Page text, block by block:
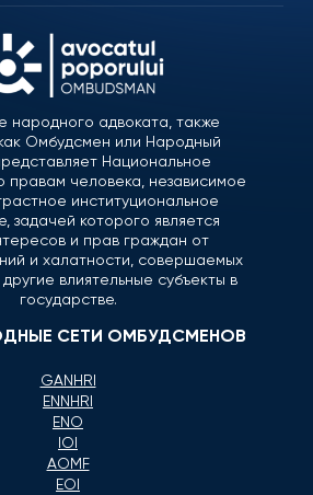
народного адвоката, также
Омбудсмен или Народный
Национальное
правам человека, независимое
институциональное
задачей которого является
и прав граждан от
и халатности, совершаемых
влиятельные субъекты в
государстве.
СЕТИ ОМБУДСМЕНОВ
GANHRI
ENNHRI
ENO
IOI
AOMF
EOI